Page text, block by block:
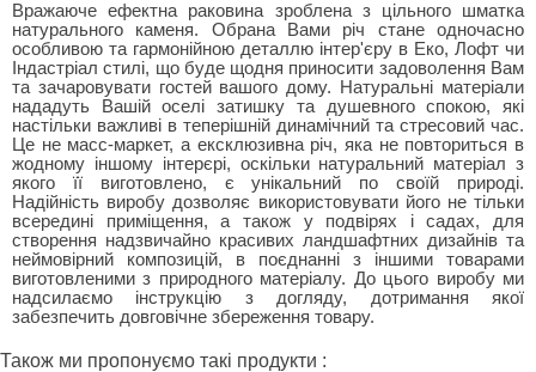
Вражаюче ефектна раковина зроблена з цільного шматка
натурального каменя. Обрана Вами річ стане одночасно
особливою та гармонійною деталлю інтер'єру в Еко, Лофт чи
Індастріал стилі, що буде щодня приносити задоволення Вам
та зачаровувати гостей вашого дому. Натуральні матеріали
нададуть Вашій оселі затишку та душевного спокою, які
настільки важливі в теперішній динамічний та стресовий час.
Це не масс-маркет, а ексклюзивна річ, яка не повториться в
жодному іншому інтерєрі, оскільки натуральний матеріал з
якого її виготовлено, є унікальний по своїй природі.
Надійність виробу дозволяє використовувати його не тільки
всередині приміщення, а також у подвірях і садах, для
створення надзвичайно красивих ландшафтних дизайнів та
неймовірний композицій, в поєднанні з іншими товарами
виготовленими з природного матеріалу. До цього виробу ми
надсилаємо інструкцію з догляду, дотримання якої
забезпечить довговічне збереження товару.
Також ми пропонуємо такі продукти :